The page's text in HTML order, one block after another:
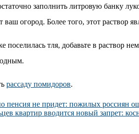
заполнить литровую банку
огород. Более того, этот раствор
тля, добавьте в раствор
рассаду помидоров.
пенсия не придет: пожилых россиян
квартир вводится новый запрет: